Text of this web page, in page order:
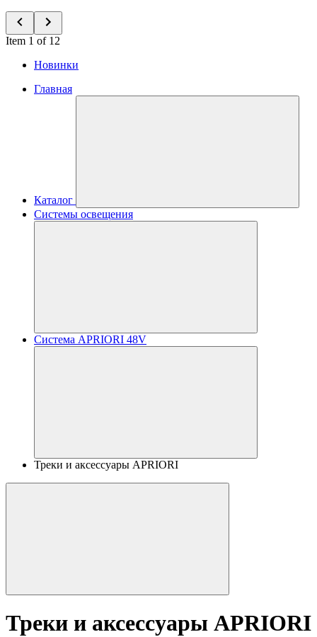
Item 1 of 12
Новинки
Главная
Каталог
Системы освещения
Система APRIORI 48V
Треки и аксессуары APRIORI
Треки и аксессуары APRIORI